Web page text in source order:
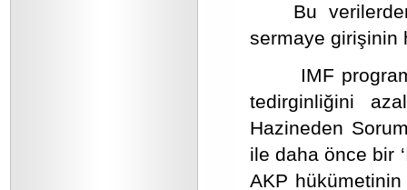
Bu
sermaye girişinin
IMF
tedirginliğini
Hazineden
ile daha önce bir
AKP hükümetinin